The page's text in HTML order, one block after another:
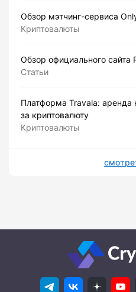
Обзор мэтчинг-сервиса
Криптовалюты
Обзор официального сайта
Статьи
Платформа Travala: аренда
за криптовалюту
Криптовалюты